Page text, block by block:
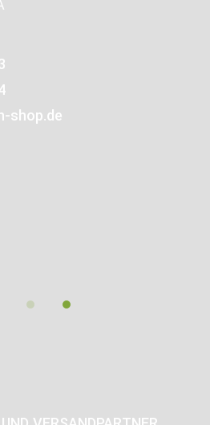
shop.de